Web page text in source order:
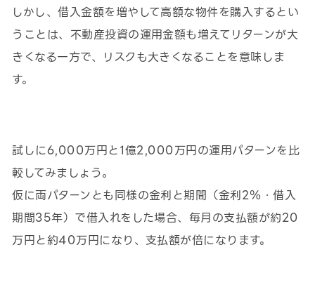
しかし、借入金額を増やして高額な物件を購入するとい
うことは、不動産投資の運用金額も増えてリターンが大
きくなる一方で、リスクも大きくなることを意味しま
す。
試しに6,000万円と1億2,000万円の運用パターンを比
較してみましょう。
仮に両パターンとも同様の金利と期間（金利2％・借入
期間35年）で借入れをした場合、毎月の支払額が約20
万円と約40万円になり、支払額が倍になります。